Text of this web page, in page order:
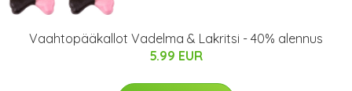
Vaahtopääkallot Vadelma & Lakritsi - 40% alennus
5.99 EUR